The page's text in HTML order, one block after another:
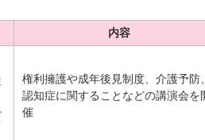
内容
権利擁護や成年後見制度、介護予防、
認知症に関することなどの講演会を
催